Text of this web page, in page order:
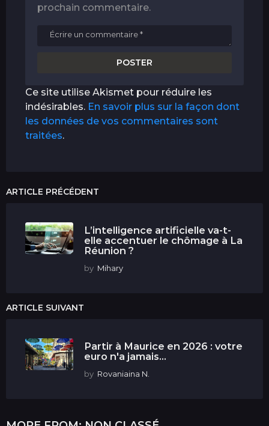
prochain commentaire.
Ce site utilise Akismet pour réduire les
indésirables. En savoir plus sur la façon dont
les données de vos commentaires sont
traitées.
ARTICLE PRÉCÉDENT
L’intelligence artificielle va-t-
elle accentuer le chômage à La
Réunion ?
by Mihary
ARTICLE SUIVANT
Partir à Maurice en 2026 : votre
euro n'a jamais...
by Rovaniaina N.